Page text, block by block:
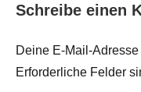
Schreibe einen
Deine E-Mail-
Erforderliche Felder